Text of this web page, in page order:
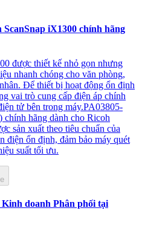
iX1300 chính hãng
được thiết kế nhỏ gọn nhưng
nhanh chóng cho văn phòng,
Để thiết bị hoạt động ổn định
vai trò cung cấp điện áp chính
tử bên trong máy.PA03805-
hãng dành cho Ricoh
sản xuất theo tiêu chuẩn của
điện ổn định, đảm bảo máy quét
suất tối ưu.
doanh Phân phối tại